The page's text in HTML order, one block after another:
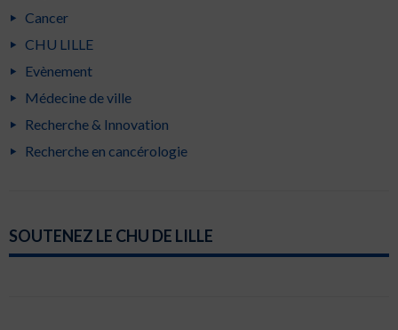
Cancer
CHU LILLE
Evènement
Médecine de ville
Recherche & Innovation
Recherche en cancérologie
SOUTENEZ LE CHU DE LILLE